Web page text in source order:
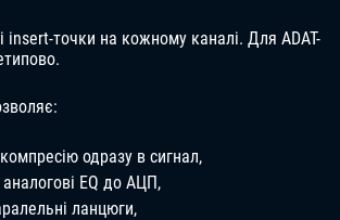
insert-точки на кожному каналі. Для ADAT-
одразу в сигнал,
EQ до АЦП,
ланцюги,